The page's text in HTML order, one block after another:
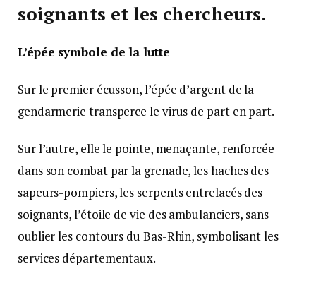
soignants et les chercheurs.
L’épée symbole de la lutte
Sur le premier écusson, l’épée d’argent de la
gendarmerie transperce le virus de part en part.
Sur l’autre, elle le pointe, menaçante, renforcée
dans son combat par la grenade, les haches des
sapeurs-pompiers, les serpents entrelacés des
soignants, l’étoile de vie des ambulanciers, sans
oublier les contours du Bas-Rhin, symbolisant les
services départementaux.